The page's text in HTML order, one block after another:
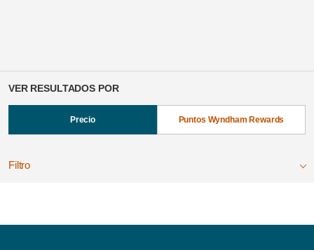
VER RESULTADOS POR
Precio Puntos Wyndham Rewards
Filtro